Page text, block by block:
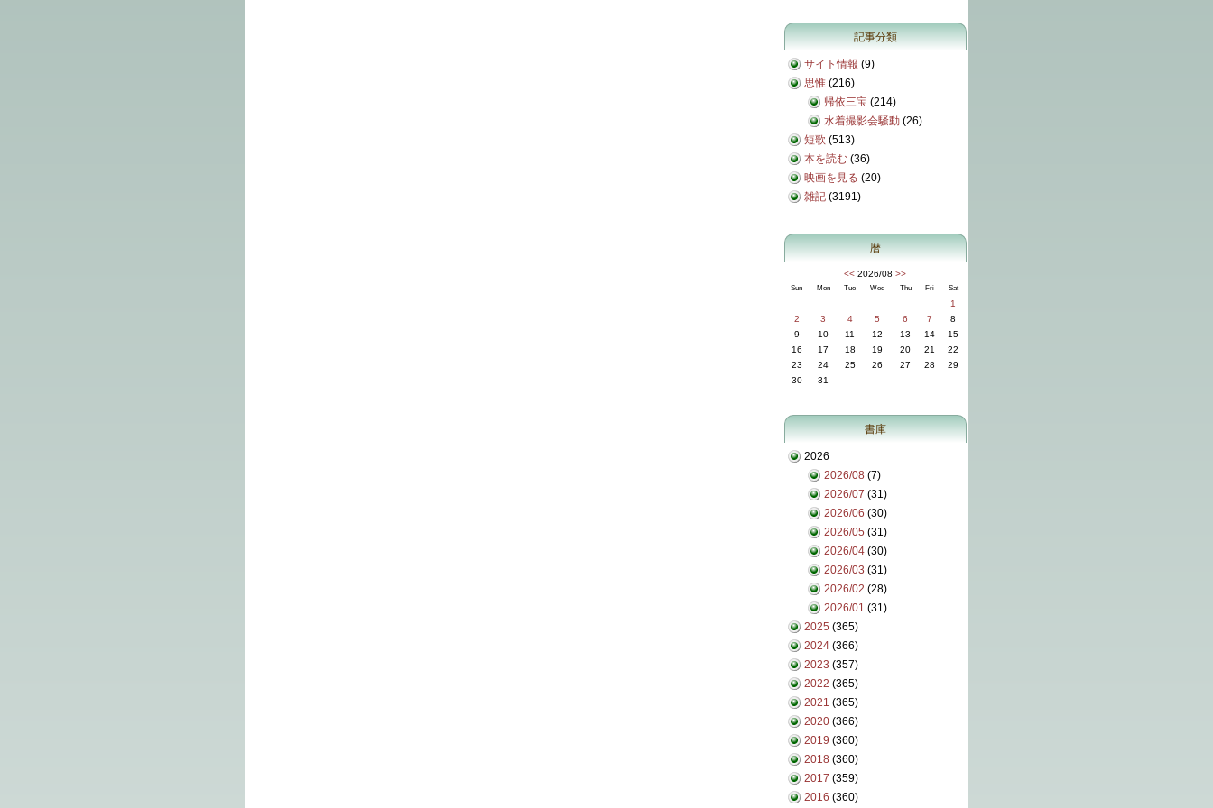
記事分類
サイト情報 (9)
思惟 (216)
帰依三宝 (214)
水着撮影会騒動 (26)
短歌 (513)
本を読む (36)
映画を見る (20)
雑記 (3191)
暦
<< 2026/08 >>
Sun Mon Tue Wed Thu Fri Sat
1
2
3 4 5 6 7
8
9
10 11 12 13 14
15
16
17 18 19 20 21
22
23
24 25 26 27 28
29
30
31
書庫
2026
2026/08 (7)
2026/07 (31)
2026/06 (30)
2026/05 (31)
2026/04 (30)
2026/03 (31)
2026/02 (28)
2026/01 (31)
2025 (365)
2024 (366)
2023 (357)
2022 (365)
2021 (365)
2020 (366)
2019 (360)
2018 (360)
2017 (359)
2016 (360)